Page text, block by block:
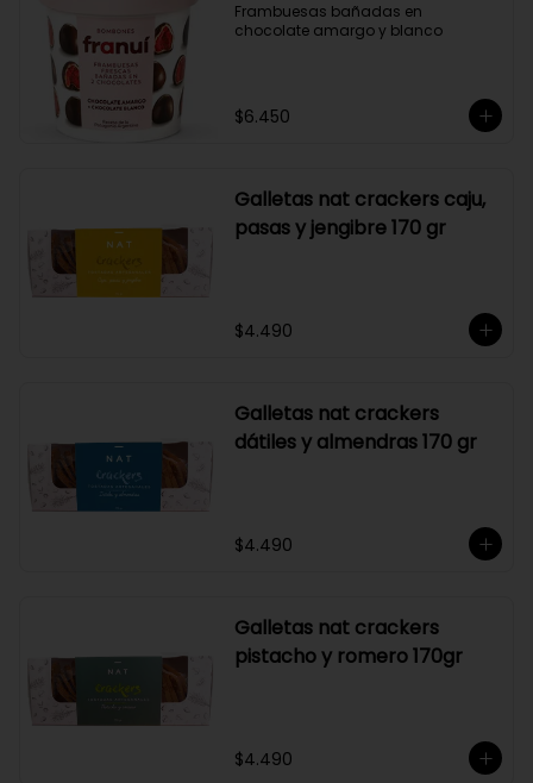
Frambuesas bañadas en
chocolate amargo y blanco
$6.450
Galletas nat crackers caju,
pasas y jengibre 170 gr
$4.490
Galletas nat crackers
dátiles y almendras 170 gr
$4.490
Galletas nat crackers
pistacho y romero 170gr
$4.490